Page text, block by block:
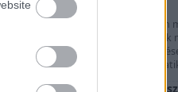
ig
Nyár végén és ősszel
olyan paradicsomok,
méretet, de az időjárás
beérni. Ezeket sokan
Melyik hagymát mire